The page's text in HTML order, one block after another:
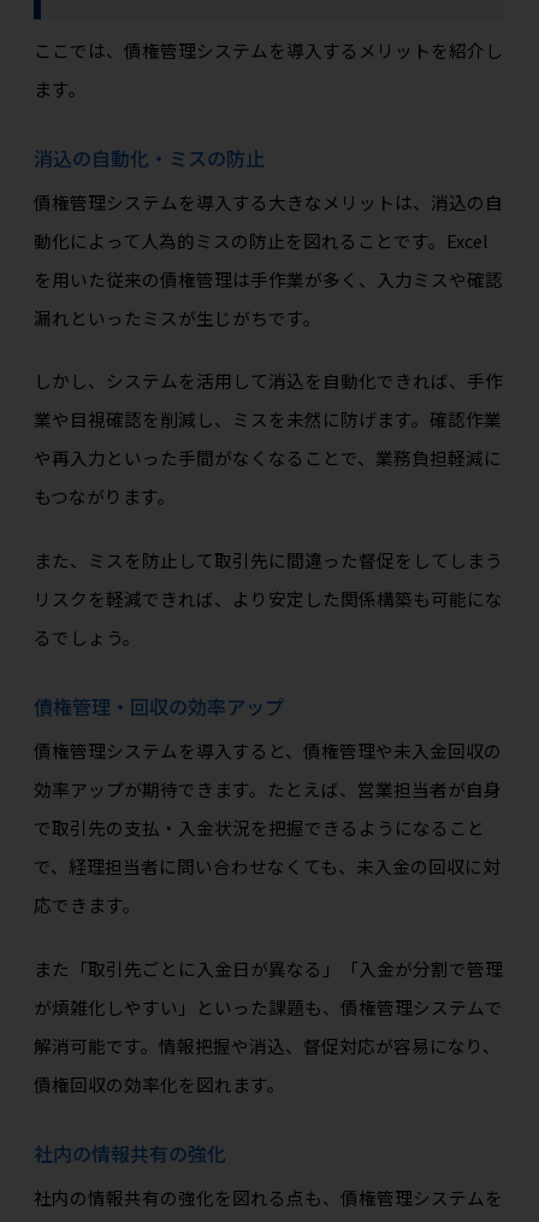
ここでは、債権管理システムを導入するメリットを紹介し
ます。
消込の自動化・ミスの防止
債権管理システムを導入する大きなメリットは、消込の自
動化によって人為的ミスの防止を図れることです。Excel
を用いた従来の債権管理は手作業が多く、入力ミスや確認
漏れといったミスが生じがちです。
しかし、システムを活用して消込を自動化できれば、手作
業や目視確認を削減し、ミスを未然に防げます。確認作業
や再入力といった手間がなくなることで、業務負担軽減に
もつながります。
また、ミスを防止して取引先に間違った督促をしてしまう
リスクを軽減できれば、より安定した関係構築も可能にな
るでしょう。
債権管理・回収の効率アップ
債権管理システムを導入すると、債権管理や未入金回収の
効率アップが期待できます。たとえば、営業担当者が自身
で取引先の支払・入金状況を把握できるようになること
で、経理担当者に問い合わせなくても、未入金の回収に対
応できます。
また「取引先ごとに入金日が異なる」「入金が分割で管理
が煩雑化しやすい」といった課題も、債権管理システムで
解消可能です。情報把握や消込、督促対応が容易になり、
債権回収の効率化を図れます。
社内の情報共有の強化
社内の情報共有の強化を図れる点も、債権管理システムを